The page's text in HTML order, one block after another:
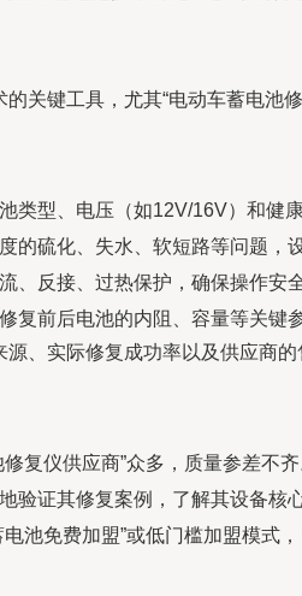
关键工具，尤其“电动车蓄电池
类型、电压（如12V/16V）和健康
的硫化、失水、软短路等问题，
、反接、过热保护，确保操作安全
复前后电池的内阻、容量等关键
、实际修复成功率以及供应商的
修复仪供应商”众多，质量参差
验证其修复案例，了解其设备核
电池免费加盟”或低门槛加盟模